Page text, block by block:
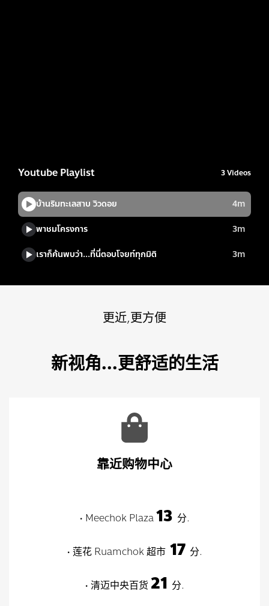
更近,更方便
新视角...更舒适的生活
靠近购物中心
• Meechok Plaza13 分.
• 莲花 Ruamchok 超市 17 分.
• 清迈中央百货 21 分.